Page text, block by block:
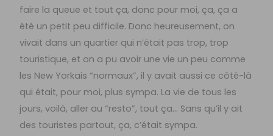
faire la queue et tout ça, donc pour moi, ça, ça a
été un petit peu difficile. Donc heureusement, on
vivait dans un quartier qui n’était pas trop, trop
touristique, et on a pu avoir une vie un peu comme
les New Yorkais “normaux”, il y avait aussi ce côté-là
qui était, pour moi, plus sympa. La vie de tous les
jours, voilà, aller au “resto”, tout ça… Sans qu’il y ait
des touristes partout, ça, c’était sympa.